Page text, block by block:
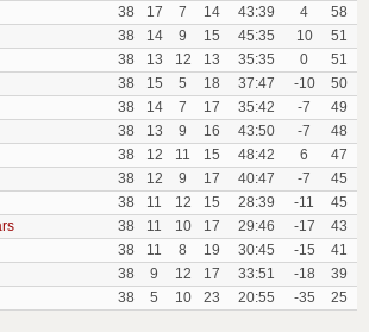
38 17 7 14 43:39 4
58
38 14 9 15 45:35 10
51
38 13 12 13 35:35 0
51
38 15 5 18 37:47 -10
50
38 14 7 17 35:42 -7
49
38 13 9 16 43:50 -7
48
38 12 11 15 48:42 6
47
38 12 9 17 40:47 -7
45
38 11 12 15 28:39 -11
45
38 11 10 17 29:46 -17
43
38 11 8 19 30:45 -15
41
38 9 12 17 33:51 -18
39
38 5 10 23 20:55 -35 25